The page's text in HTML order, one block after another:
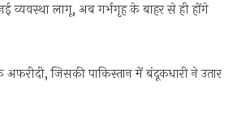
व्यवस्था लागू, अब गर्भगृह के बाहर से ही होंगे
जिसकी पाकिस्तान में बंदूकधारी ने उतार